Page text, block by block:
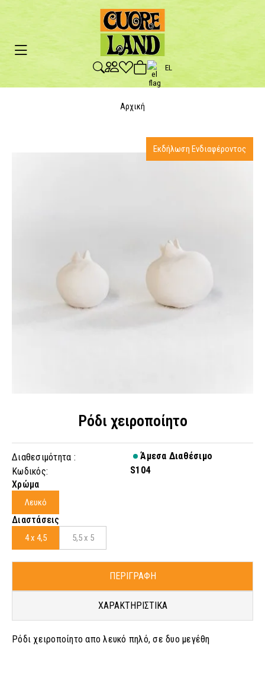
EL
Αρχική
Ρόδι χειροποίητο
Διαθεσιμότητα :
Άμεσα Διαθέσιμο
Κωδικός:
S104
Χρώμα
Λευκό
Διαστάσεις
4 x 4,5 5,5 x 5
ΠΕΡΙΓΡΑΦΗ
ΧΑΡΑΚΤΗΡΙΣΤΙΚΑ
Ρόδι χειροποίητο απο λευκό πηλό, σε δυο μεγέθη
Εκδήλωση Ενδιαφέροντος